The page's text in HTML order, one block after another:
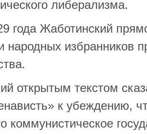
либерализма.
года Жаботинский
народных избранников
открытым текстом
к убеждению,
коммунистическое